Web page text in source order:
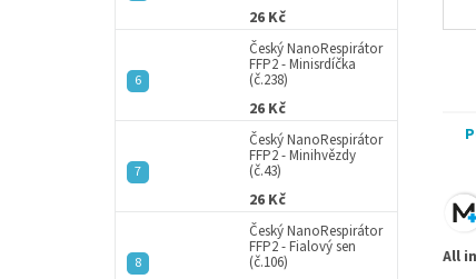
26 Kč
Český NanoRespirátor
FFP2 - Minisrdíčka
(č.238)
26 Kč
Český NanoRespirátor
FFP2 - Minihvězdy
(č.43)
26 Kč
Český NanoRespirátor
FFP2 - Fialový sen
(č.106)
All